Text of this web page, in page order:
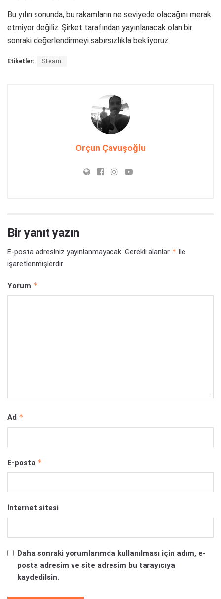
Bu yılın sonunda, bu rakamların ne seviyede olacağını merak
etmiyor değiliz. Şirket tarafından yayınlanacak olan bir
sonraki değerlendirmeyi sabırsızlıkla bekliyoruz.
Etiketler: Steam
Orçun Çavuşoğlu
Bir yanıt yazın
E-posta adresiniz yayınlanmayacak. Gerekli alanlar * ile
işaretlenmişlerdir
Yorum *
Ad *
E-posta *
İnternet sitesi
Daha sonraki yorumlarımda kullanılması için adım, e-
posta adresim ve site adresim bu tarayıcıya
kaydedilsin.